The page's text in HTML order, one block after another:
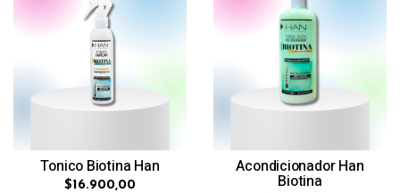
Tonico Biotina Han
$16.900,00
Acondicionador Han
Biotina